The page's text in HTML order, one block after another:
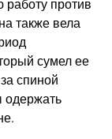
против
также вела
сумел ее
спиной
одержать